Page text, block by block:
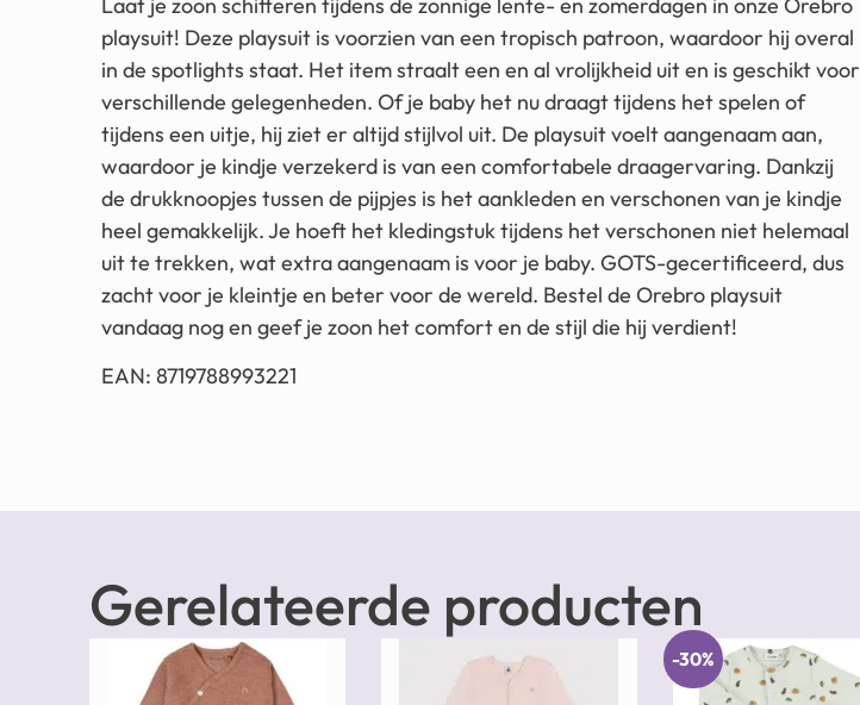
playsuit! Deze playsuit is voorzien van een tropisch patroon, waardoor hij overal
in de spotlights staat. Het item straalt een en al vrolijkheid uit en is geschikt voor
verschillende gelegenheden. Of je baby het nu draagt tijdens het spelen of
tijdens een uitje, hij ziet er altijd stijlvol uit. De playsuit voelt aangenaam aan,
waardoor je kindje verzekerd is van een comfortabele draagervaring. Dankzij
de drukknoopjes tussen de pijpjes is het aankleden en verschonen van je kindje
heel gemakkelijk. Je hoeft het kledingstuk tijdens het verschonen niet helemaal
uit te trekken, wat extra aangenaam is voor je baby. GOTS-gecertificeerd, dus
zacht voor je kleintje en beter voor de wereld. Bestel de Orebro playsuit
vandaag nog en geef je zoon het comfort en de stijl die hij verdient!
EAN: 8719788993221
Gerelateerde producten
-30%